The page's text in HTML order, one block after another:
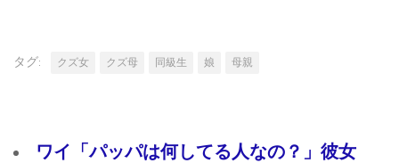
タグ: クズ女 クズ母 同級生 娘 母親
ワイ「パッパは何してる人なの？」彼女